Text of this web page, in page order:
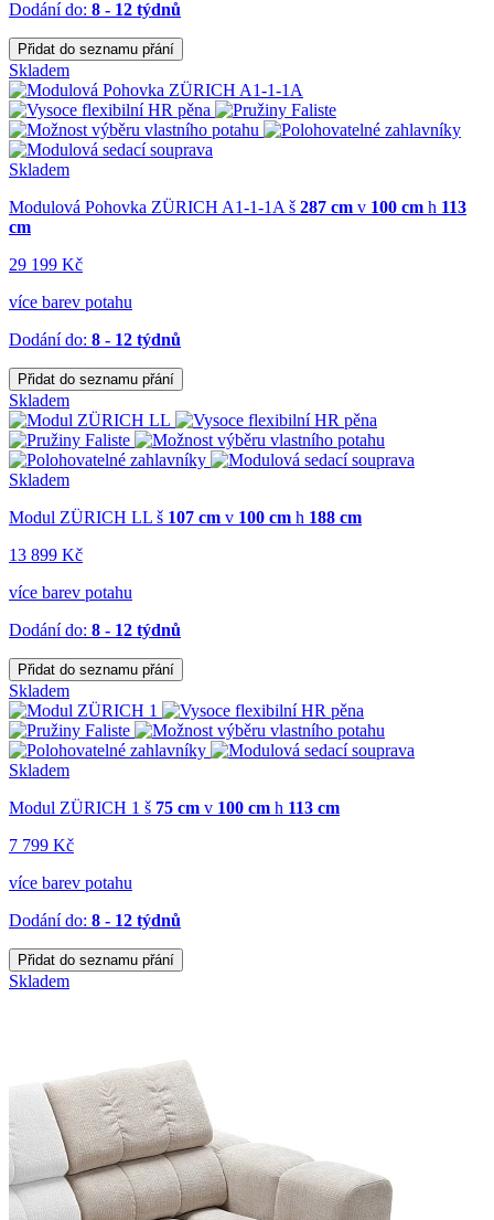
Dodání do: 8 - 12 týdnů
Přidat do seznamu přání
Skladem
Skladem
Modulová Pohovka ZÜRICH A1-1-1A š 287 cm v 100 cm h 113
cm
29 199 Kč
více barev potahu
Dodání do: 8 - 12 týdnů
Přidat do seznamu přání
Skladem
Skladem
Modul ZÜRICH LL š 107 cm v 100 cm h 188 cm
13 899 Kč
více barev potahu
Dodání do: 8 - 12 týdnů
Přidat do seznamu přání
Skladem
Skladem
Modul ZÜRICH 1 š 75 cm v 100 cm h 113 cm
7 799 Kč
více barev potahu
Dodání do: 8 - 12 týdnů
Přidat do seznamu přání
Skladem